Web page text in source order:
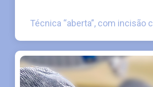
Técnica “aberta”, com incisão